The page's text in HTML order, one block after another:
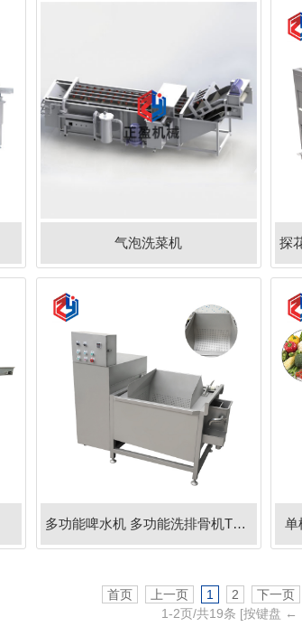
气泡洗菜机
多功能啤水机 多功能洗排骨机TJ-70 单
首页 上一页 1 2 下一页
1-2页/共19条 [按键盘 ←